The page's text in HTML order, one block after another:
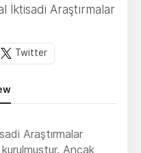
İktisadi Araştırmalar
Twitter
Araştırmalar
Ancak